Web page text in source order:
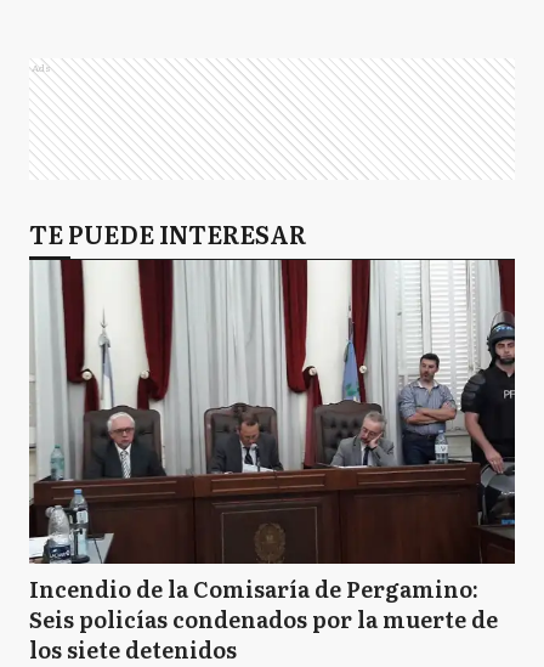
Ads
TE PUEDE INTERESAR
Incendio de la Comisaría de Pergamino:
Seis policías condenados por la muerte de
los siete detenidos